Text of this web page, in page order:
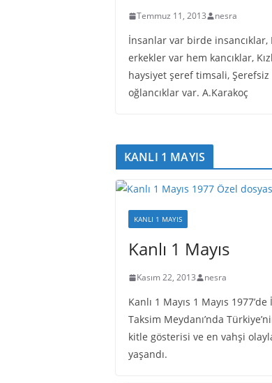
Temmuz 11, 2013 nesra
İnsanlar var birde insancıklar,
erkekler var hem kancıklar,
haysiyet şeref timsali,
oğlancıklar var. A.Karakoç
KANLI 1 MAYIS
KANLI 1 MAYIS
Kanlı 1 Mayıs
Kasım 22, 2013 nesra
Kanlı 1 Mayıs 1 Mayıs
Taksim Meydanı’nda
kitle gösterisi ve en vahşi
yaşandı.